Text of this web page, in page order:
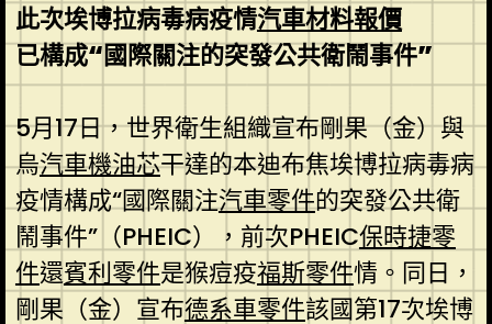
此次埃博拉病毒病疫情汽車材料報價
已構成“國際關注的突發公共衛鬧事件”
5月17日，世界衛生組織宣布剛果（金）與
烏汽車機油芯干達的本迪布焦埃博拉病毒病
疫情構成“國際關注汽車零件的突發公共衛
鬧事件”（PHEIC），前次PHEIC保時捷零
件還賓利零件是猴痘疫福斯零件情。同日，
剛果（金）宣布德系車零件該國第17次埃博